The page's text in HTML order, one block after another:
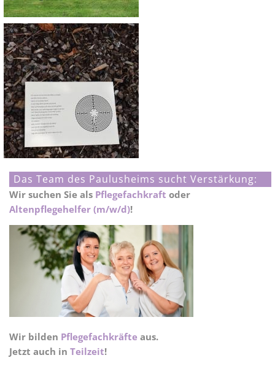
Das Team des Paulusheims sucht Verstärkung:
Wir suchen Sie als Pflegefachkraft oder
Altenpflegehelfer (m/w/d)!
Wir bilden Pflegefachkräfteaus.
Jetzt auch in Teilzeit!